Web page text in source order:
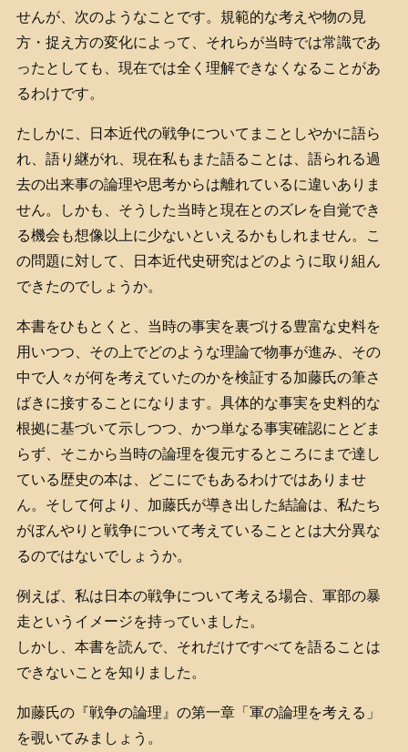
せんが、次のようなことです。規範的な考えや物の見
方・捉え方の変化によって、それらが当時では常識であ
ったとしても、現在では全く理解できなくなることがあ
るわけです。
たしかに、日本近代の戦争についてまことしやかに語ら
れ、語り継がれ、現在私もまた語ることは、語られる過
去の出来事の論理や思考からは離れているに違いありま
せん。しかも、そうした当時と現在とのズレを自覚でき
る機会も想像以上に少ないといえるかもしれません。こ
の問題に対して、日本近代史研究はどのように取り組ん
できたのでしょうか。
本書をひもとくと、当時の事実を裏づける豊富な史料を
用いつつ、その上でどのような理論で物事が進み、その
中で人々が何を考えていたのかを検証する加藤氏の筆さ
ばきに接することになります。具体的な事実を史料的な
根拠に基づいて示しつつ、かつ単なる事実確認にとどま
らず、そこから当時の論理を復元するところにまで達し
ている歴史の本は、どこにでもあるわけではありませ
ん。そして何より、加藤氏が導き出した結論は、私たち
がぼんやりと戦争について考えていることとは大分異な
るのではないでしょうか。
例えば、私は日本の戦争について考える場合、軍部の暴
走というイメージを持っていました。
しかし、本書を読んで、それだけですべてを語ることは
できないことを知りました。
加藤氏の『戦争の論理』の第一章「軍の論理を考える」
を覗いてみましょう。